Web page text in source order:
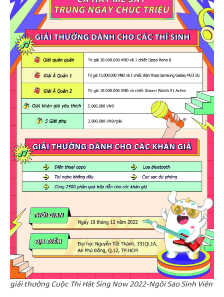
giải thưởng Cuộc Thi Hát Sing Now 2022-Ngôi Sao Sinh Viên